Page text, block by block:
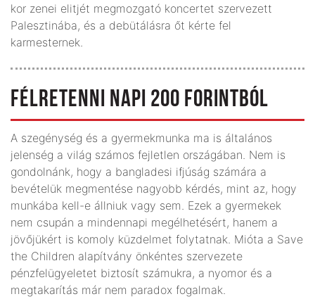
kor zenei elitjét megmozgató koncertet szervezett
Palesztinába, és a debütálásra őt kérte fel
karmesternek.
FÉLRETENNI NAPI 200 FORINTBÓL
A szegénység és a gyermekmunka ma is általános
jelenség a világ számos fejletlen országában. Nem is
gondolnánk, hogy a bangladesi ifjúság számára a
bevételük megmentése nagyobb kérdés, mint az, hogy
munkába kell-e állniuk vagy sem. Ezek a gyermekek
nem csupán a mindennapi megélhetésért, hanem a
jövőjükért is komoly küzdelmet folytatnak. Mióta a Save
the Children alapítvány önkéntes szervezete
pénzfelügyeletet biztosít számukra, a nyomor és a
megtakarítás már nem paradox fogalmak.